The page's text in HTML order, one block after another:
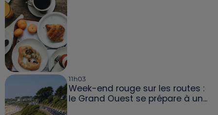
11h03
Week-end rouge sur les routes :
le Grand Ouest se prépare à un...